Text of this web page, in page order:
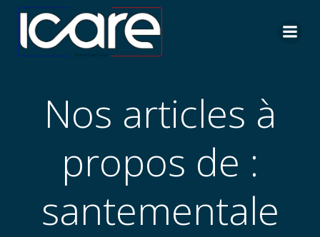
Aller
au
Nos articles à
propos de :
santementale